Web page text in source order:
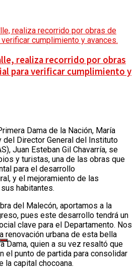
realiza recorrido por obras
para verificar cumplimiento y
Dama de la Nación, María
del Director General del Instituto
Juan Esteban Gil Chavarría, se
y turistas, una de las obras que
para el desarrollo
y el mejoramiento de las
habitantes.
del Malecón, aportamos a la
pues este desarrollo tendrá un
clave para el Departamento. Nos
renovación urbana de esta bella
Dama, quien a su vez resaltó que
el punto de partida para consolidar
capital chocoana.